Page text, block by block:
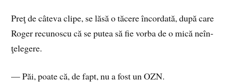
Preţ de câ­te­va cli­pe, se lăsă o tă­ce­re în­cor­da­tă, după care
Ro­ger re­cu­nos­cu că se pu­tea să fie vor­ba de o mică ne­în­
ţe­le­ge­re.
— Păi, poa­te că, de fapt, nu a fost un OZN.